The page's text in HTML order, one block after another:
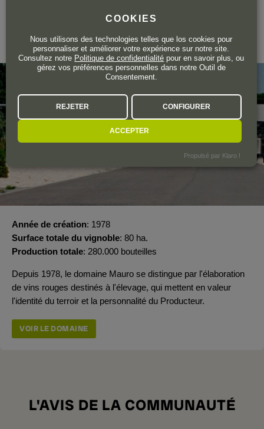
BODEGAS MAURO
IGP Castilla y León
Année de création 1978
Surface totale du vignoble 80 ha.
Production totale 280.000 bouteilles
Depuis 1978, le domaine Mauro se distingue par l'élaboration
de vins rouges destinés à l'élevage, qui mettent en valeur
l'identité du terroir et la personnalité du Producteur.
VOIR LE DOMAINE
L'AVIS DE LA COMMUNAUTÉ
COOKIES
Nous utilisons des technologies telles que los cookies pour
personnaliser et améliorer votre expérience sur notre site.
Consultez notre Politique de confidentialité pour en savoir plus, ou
gérez vos préférences personnelles dans notre Outil de
Consentement.
REJETER CONFIGURER
ACCEPTER
Propulsé par Klaro !